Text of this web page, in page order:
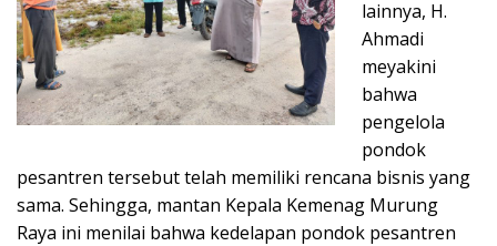
lainnya, H.
Ahmadi
meyakini
bahwa
pengelola
pondok
pesantren tersebut telah memiliki rencana bisnis yang
sama. Sehingga, mantan Kepala Kemenag Murung
Raya ini menilai bahwa kedelapan pondok pesantren